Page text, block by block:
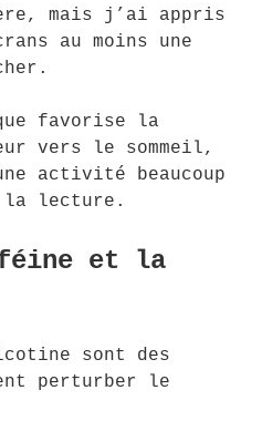
mais j’ai appris
au moins une
favorise la
vers le sommeil,
activité beaucoup
la lecture.
et la
sont des
perturber le